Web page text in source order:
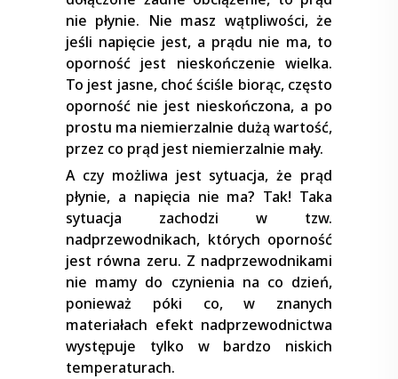
nie płynie. Nie masz wątpliwości, że
jeśli napięcie jest, a prądu nie ma, to
oporność jest nieskończenie wielka.
To jest jasne, choć ściśle biorąc, często
oporność nie jest nieskończona, a po
prostu ma niemierzalnie dużą wartość,
przez co prąd jest niemierzalnie mały.
A czy możliwa jest sytuacja, że prąd
płynie, a napięcia nie ma? Tak! Taka
sytuacja zachodzi w tzw.
nadprzewodnikach, których oporność
jest równa zeru. Z nadprzewodnikami
nie mamy do czynienia na co dzień,
ponieważ póki co, w znanych
materiałach efekt nadprzewodnictwa
występuje tylko w bardzo niskich
temperaturach.